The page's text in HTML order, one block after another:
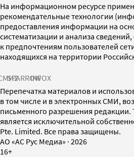
На информационном ресурсе
рекомендательные технологии
предоставления информации на
систематизации и анализа
к предпочтениям пользователей
находящихся на территории
SPARROWINFOX
Перепечатка материалов и
в том числе и в электронных СМИ,
письменного разрешения редакции.
является исключительной
Pte. Limited. Все права защищены.
AO «АС Рус Медиа» · 2026
16+